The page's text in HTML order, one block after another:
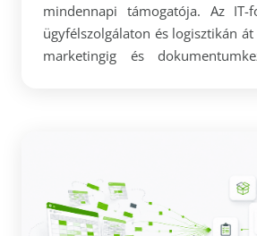
mindennapi támogatója. Az IT-
ügyfélszolgálaton és logisztikán át
marketingig és
alól.